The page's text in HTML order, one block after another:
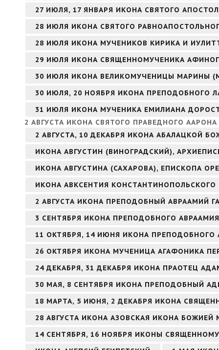
27 ИЮЛЯ, 17 ЯНВАРЯ ИКОНА СВЯТОГО
28 ИЮЛЯ ИКОНА СВЯТОГО
28 ИЮЛЯ ИКОНА МУЧЕНИКОВ КИРИКА И
29 ИЮЛЯ ИКОНА СВЯЩЕННОМУЧЕНИКА
30 ИЮЛЯ ИКОНА ВЕЛИКОМУЧЕНИЦЫ МАРИНЫ
30 ИЮЛЯ, 20 НОЯБРЯ ИКОНА ПРЕПОДОБНОГО
31 ИЮЛЯ ИКОНА МУЧЕНИКА ЕМИЛИАНА
2 АВГУСТА ИКОНА СВЯТОГО ПРАВЕДНОГО
2 АВГУСТА, 10 ДЕКАБРЯ ИКОНА АБАЛАЦКОЙ
ИКОНА АВГУСТИН (ВИНОГРАДСКИЙ),
ИКОНА АВГУСТИНА (САХАРОВА), ЕПИСКОПА
ИКОНА АВКСЕНТИЯ КОНСТАНТИНОПОЛЬСКОГО
2 АВГУСТА ИКОНА ПРЕПОДОБНЫЙ АВРААМИЙ
3 СЕНТЯБРЯ ИКОНА ПРЕПОДОБНОГО
11 ОКТЯБРЯ, 14 ИЮНЯ ИКОНА ПРЕПОДОБНОГО
26 ОКТЯБРЯ ИКОНА МУЧЕНИЦА АГАФОНИКА
24 ДЕКАБРЯ, 31 ДЕКАБРЯ ИКОНА ПРАОТЕЦ
30 МАЯ, 8 СЕНТЯБРЯ ИКОНА ПРЕПОДОБНЫЙ
18 МАРТА, 5 ИЮНЯ, 2 ДЕКАБРЯ ИКОНА
28 АВГУСТА ИКОНА АЗОВСКАЯ ИКОНА БОЖИЕЙ
14 СЕНТЯБРЯ, 16 НОЯБРЯ ИКОНЫ